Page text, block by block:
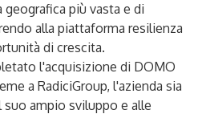
più vasta e di
alla piattaforma resilienza
di crescita.
l'acquisizione di DOMO
a RadiciGroup, l'azienda sia
ampio sviluppo e alle